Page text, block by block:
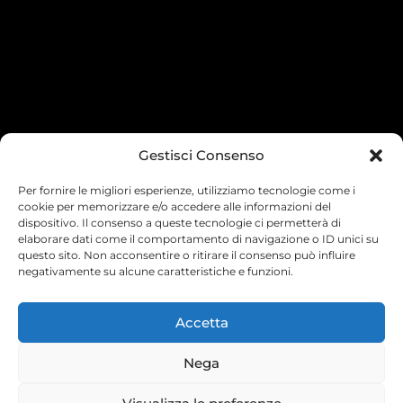
Gestisci Consenso
Per fornire le migliori esperienze, utilizziamo tecnologie come i
cookie per memorizzare e/o accedere alle informazioni del
dispositivo. Il consenso a queste tecnologie ci permetterà di
elaborare dati come il comportamento di navigazione o ID unici su
questo sito. Non acconsentire o ritirare il consenso può influire
negativamente su alcune caratteristiche e funzioni.
Accetta
Nega